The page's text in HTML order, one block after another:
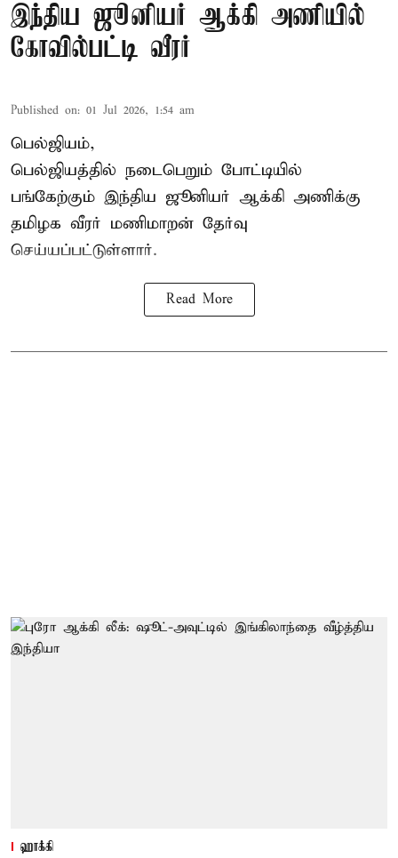
இந்திய ஜூனியர் ஆக்கி அணியில்
கோவில்பட்டி வீரர்
Published on: 01 Jul 2026, 1:54 am
பெல்ஜியம்,
பெல்ஜியத்தில் நடைபெறும் போட்டியில்
பங்கேற்கும் இந்திய ஜூனியர் ஆக்கி அணிக்கு
தமிழக வீரர் மணிமாறன் தேர்வு
செய்யப்பட்டுள்ளார்.
Read More
ஹாக்கி